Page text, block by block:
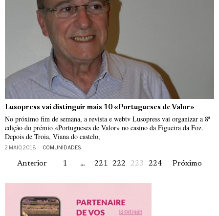
Lusopress vai distinguir mais 10 «Portugueses de Valor»
No próximo fim de semana, a revista e webtv Lusopress vai organizar a 8ª
edição do prémio «Portugueses de Valor» no casino da Figueira da Foz.
Depois de Troia, Viana do castelo,
2 MAIO, 2018 COMUNIDADES
Anterior 1 … 221 222 223 224 Próximo